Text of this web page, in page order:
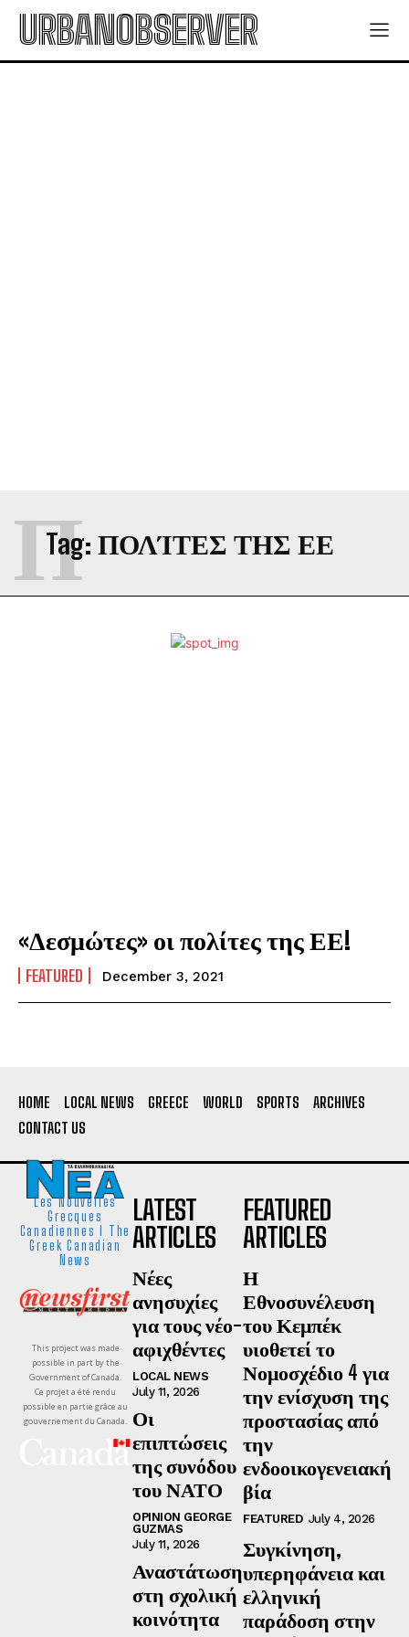
URBANOBSERVER
Tag: ΠΟΛΊΤΕΣ ΤΗΣ ΕΕ
Π
«Δεσμώτες» οι πολίτες της ΕΕ!
FEATURED December 3, 2021
HOME LOCAL NEWS GREECE WORLD SPORTS
ARCHIVES
CONTACT US
Les Nouvelles
Grecques
Canadiennes I The
Greek Canadian
News
This project was made
possible in part by the
Government of Canada.
Ce projet a été rendu
possible en partie grâce au
gouvernement du Canada.
LATEST
ARTICLES
Νέες
ανησυχίες
για τους νέο-
αφιχθέντες
LOCAL NEWS
July 11, 2026
Οι
επιπτώσεις
της συνόδου
του ΝΑΤΟ
OPINION GEORGE
GUZMAS
July 11, 2026
Αναστάτωση
στη σχολική
κοινότητα
FEATURED
ARTICLES
Η
Εθνοσυνέλευση
του Κεμπέκ
υιοθετεί το
Νομοσχέδιο 4 για
την ενίσχυση της
προστασίας από
την
ενδοοικογενειακή
βία
FEATURED July 4, 2026
Συγκίνηση,
υπερηφάνεια και
ελληνική
παράδοση στην